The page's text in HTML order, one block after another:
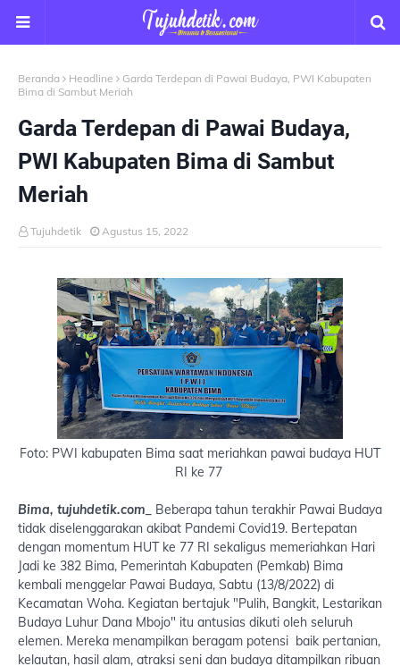
Beranda Headline
Garda Terdepan di Pawai Budaya, PWI Kabupaten
Bima di Sambut Meriah
Garda Terdepan di Pawai Budaya,
PWI Kabupaten Bima di Sambut
Meriah
Tujuhdetik Agustus 15, 2022
Foto: PWI kabupaten Bima saat meriahkan pawai budaya HUT
RI ke 77
Bima, tujuhdetik.com_ Beberapa tahun terakhir Pawai Budaya
tidak diselenggarakan akibat Pandemi Covid19. Bertepatan
dengan momentum HUT ke 77 RI sekaligus memeriahkan Hari
Jadi ke 382 Bima, Pemerintah Kabupaten (Pemkab) Bima
kembali menggelar Pawai Budaya, Sabtu (13/8/2022) di
Kecamatan Woha. Kegiatan bertajuk "Pulih, Bangkit, Lestarikan
Budaya Luhur Dana Mbojo" itu antusias dikuti oleh seluruh
elemen. Mereka menampilkan beragam potensi baik pertanian,
kelautan, hasil alam, atraksi seni dan budaya ditampilkan ribuan